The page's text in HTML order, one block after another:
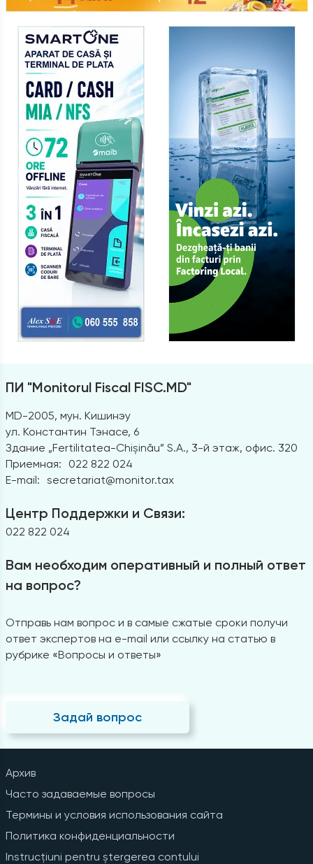
ПИ "Monitorul Fiscal FISC.MD"
MD-2005, мун. Кишинэу
ул. Константин Тэнасе, 6
Здание „Fertilitatea-Chișinău” S.A., 3-й этаж, офис. 320
Приемная:
022 822 024
E-mail: secretariat@monitor.tax
Центр Поддержки и Связи:
022 822 024
Вам необходим оперативный и полный ответ
на вопрос?
Отправь нам вопрос и в самые сжатые сроки получи
ответ экспертов на e-mail или ссылку на статью в
рубрике «Вопросы и ответы»
Задай вопрос
Архив
Часто задаваемые вопросы
Термины и условия использования сайта
Политика конфиденциальности
Instrucțiuni pentru ștergerea contului